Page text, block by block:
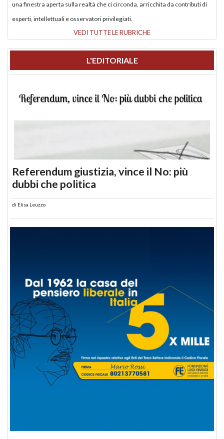
una finestra aperta sulla realtà che ci circonda, arricchita da contributi di
esperti, intellettuali e osservatori privilegiati.
VEDI TUTTE LE RUBRICHE
L'EDITORIALE
Referendum giustizia, vince il No: più
dubbi che politica
di Elisa Leuzzo